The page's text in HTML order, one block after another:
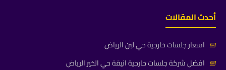
أحدث المقالات
📅 اسعار جلسات خارجية حي لبن الرياض
📅 افضل شركة جلسات خارجية انيقة حي الخير الرياض